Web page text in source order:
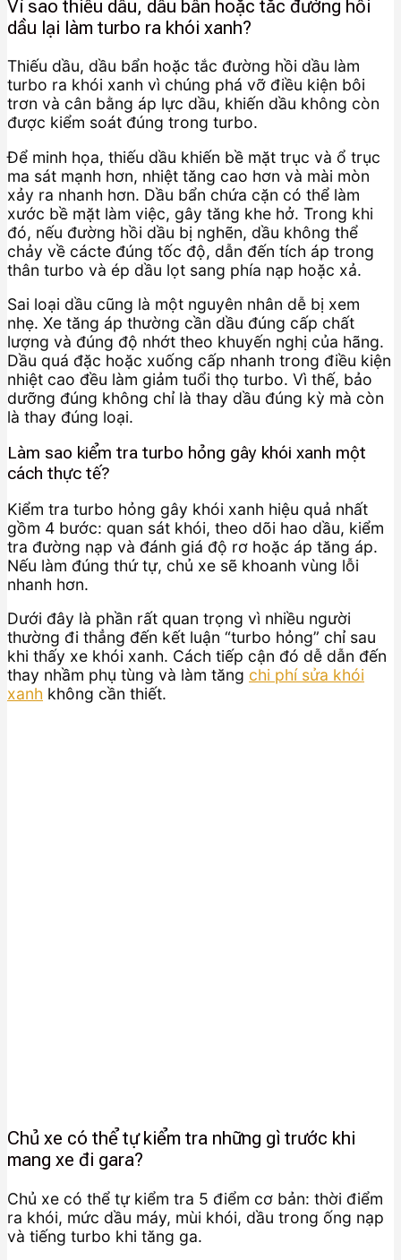
Vì sao thiếu dầu, dầu bẩn hoặc tắc đường hồi
dầu lại làm turbo ra khói xanh?
Thiếu dầu, dầu bẩn hoặc tắc đường hồi dầu làm
turbo ra khói xanh vì chúng phá vỡ điều kiện bôi
trơn và cân bằng áp lực dầu, khiến dầu không còn
được kiểm soát đúng trong turbo.
Để minh họa, thiếu dầu khiến bề mặt trục và ổ trục
ma sát mạnh hơn, nhiệt tăng cao hơn và mài mòn
xảy ra nhanh hơn. Dầu bẩn chứa cặn có thể làm
xước bề mặt làm việc, gây tăng khe hở. Trong khi
đó, nếu đường hồi dầu bị nghẽn, dầu không thể
chảy về cácte đúng tốc độ, dẫn đến tích áp trong
thân turbo và ép dầu lọt sang phía nạp hoặc xả.
Sai loại dầu cũng là một nguyên nhân dễ bị xem
nhẹ. Xe tăng áp thường cần dầu đúng cấp chất
lượng và đúng độ nhớt theo khuyến nghị của hãng.
Dầu quá đặc hoặc xuống cấp nhanh trong điều kiện
nhiệt cao đều làm giảm tuổi thọ turbo. Vì thế, bảo
dưỡng đúng không chỉ là thay dầu đúng kỳ mà còn
là thay đúng loại.
Làm sao kiểm tra turbo hỏng gây khói xanh một
cách thực tế?
Kiểm tra turbo hỏng gây khói xanh hiệu quả nhất
gồm 4 bước: quan sát khói, theo dõi hao dầu, kiểm
tra đường nạp và đánh giá độ rơ hoặc áp tăng áp.
Nếu làm đúng thứ tự, chủ xe sẽ khoanh vùng lỗi
nhanh hơn.
Dưới đây là phần rất quan trọng vì nhiều người
thường đi thẳng đến kết luận “turbo hỏng” chỉ sau
khi thấy xe khói xanh. Cách tiếp cận đó dễ dẫn đến
thay nhầm phụ tùng và làm tăng chi phí sửa khói
xanh không cần thiết.
Chủ xe có thể tự kiểm tra những gì trước khi
mang xe đi gara?
Chủ xe có thể tự kiểm tra 5 điểm cơ bản: thời điểm
ra khói, mức dầu máy, mùi khói, dầu trong ống nạp
và tiếng turbo khi tăng ga.